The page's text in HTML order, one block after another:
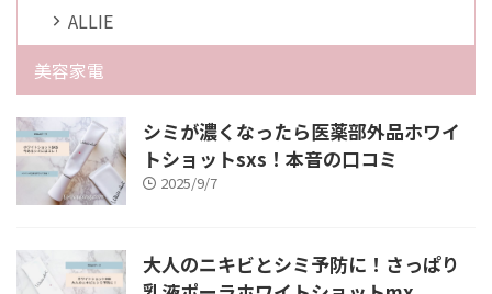
ALLIE
美容家電
シミが濃くなったら医薬部外品ホワイ
トショットsxs！本音の口コミ
2025/9/7
大人のニキビとシミ予防に！さっぱり